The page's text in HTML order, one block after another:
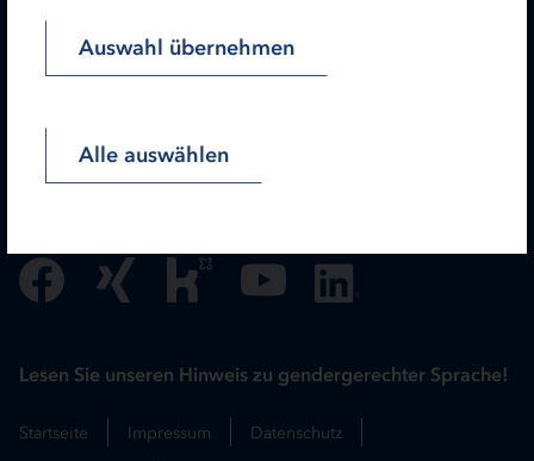
Auswahl übernehmen
Alle auswählen
Kontakt Termine
Newsletter
Lesen Sie unseren Hinweis zu gendergerechter Sprache!
Startseite Impressum Datenschutz